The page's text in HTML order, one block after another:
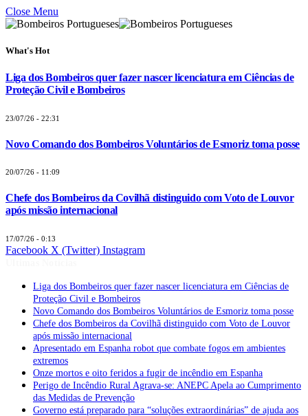
Close Menu
What's Hot
Liga dos Bombeiros quer fazer nascer licenciatura em Ciências de
Proteção Civil e Bombeiros
23/07/26 - 22:31
Novo Comando dos Bombeiros Voluntários de Esmoriz toma posse
20/07/26 - 11:09
Chefe dos Bombeiros da Covilhã distinguido com Voto de Louvor
após missão internacional
17/07/26 - 0:13
Facebook X (Twitter) Instagram
Liga dos Bombeiros quer fazer nascer licenciatura em Ciências de
Proteção Civil e Bombeiros
Novo Comando dos Bombeiros Voluntários de Esmoriz toma posse
Chefe dos Bombeiros da Covilhã distinguido com Voto de Louvor
após missão internacional
Apresentado em Espanha robot que combate fogos em ambientes
extremos
Onze mortos e oito feridos a fugir de incêndio em Espanha
Perigo de Incêndio Rural Agrava-se: ANEPC Apela ao Cumprimento
das Medidas de Prevenção
Governo está preparado para “soluções extraordinárias” de ajuda aos